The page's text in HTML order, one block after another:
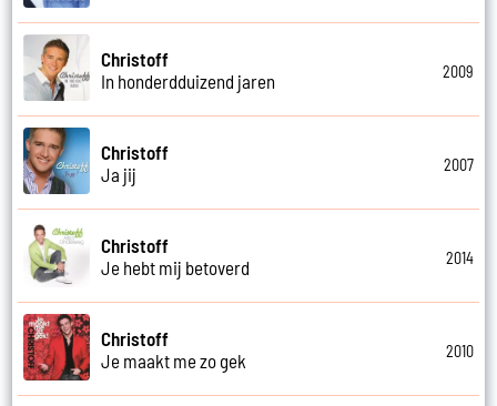
Christoff
In honderdduizend jaren
2009
Christoff
Ja jij
2007
Christoff
Je hebt mij betoverd
2014
Christoff
Je maakt me zo gek
2010